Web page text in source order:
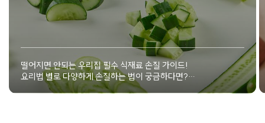
떨어지면 안되는 우리집 필수 식재료 손질 가이드!
요리법 별로 다양하게 손질하는 법이 궁금하다면?
식재료별 손질하는 꿀팁을 소개합니다!